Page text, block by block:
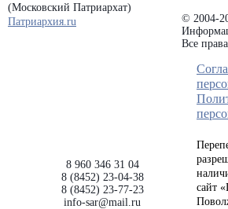
8 960 346 31 04
8 (8452) 23-04-38
8 (8452) 23-77-23
info-sar@mail.ru
(Московский Патриархат)
Патриархия.ru
© 2004-
Все
сайт